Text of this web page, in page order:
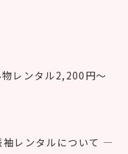
レンタル2,200円〜
レンタルについて ―